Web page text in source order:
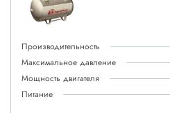
Производительность
Максимальное давление
Мощность двигателя
Питание